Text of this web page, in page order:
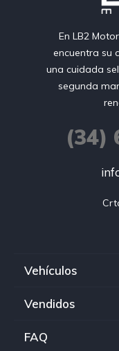
En LB2
encuentra su
una cuidada
segunda
(34)
Vehículos
Vendidos
FAQ